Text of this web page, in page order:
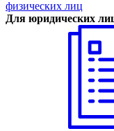
физических лиц
Для юридических